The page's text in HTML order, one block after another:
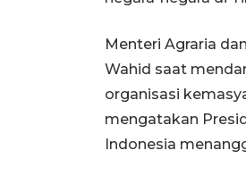
Menteri Agraria
Wahid saat
organisasi
mengatakan
Indonesia